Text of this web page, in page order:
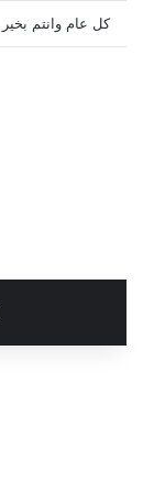
كل عام وانتم بخير